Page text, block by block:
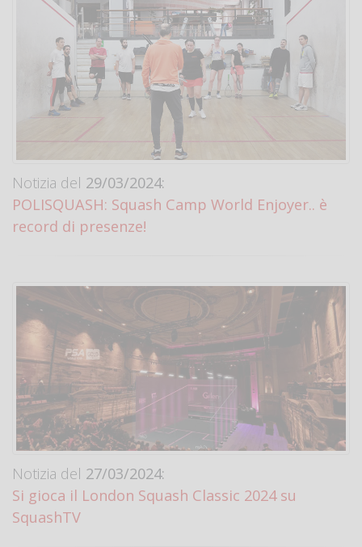
Notizia del 29/03/2024:
POLISQUASH: Squash Camp World Enjoyer.. è
record di presenze!
Notizia del 27/03/2024:
Si gioca il London Squash Classic 2024 su
SquashTV